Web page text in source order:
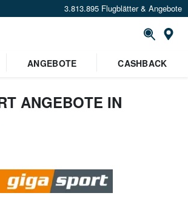
3.813.895 Flugblätter & Angebote
ANGEBOTE CASHBACK
ANGEBOTE IN